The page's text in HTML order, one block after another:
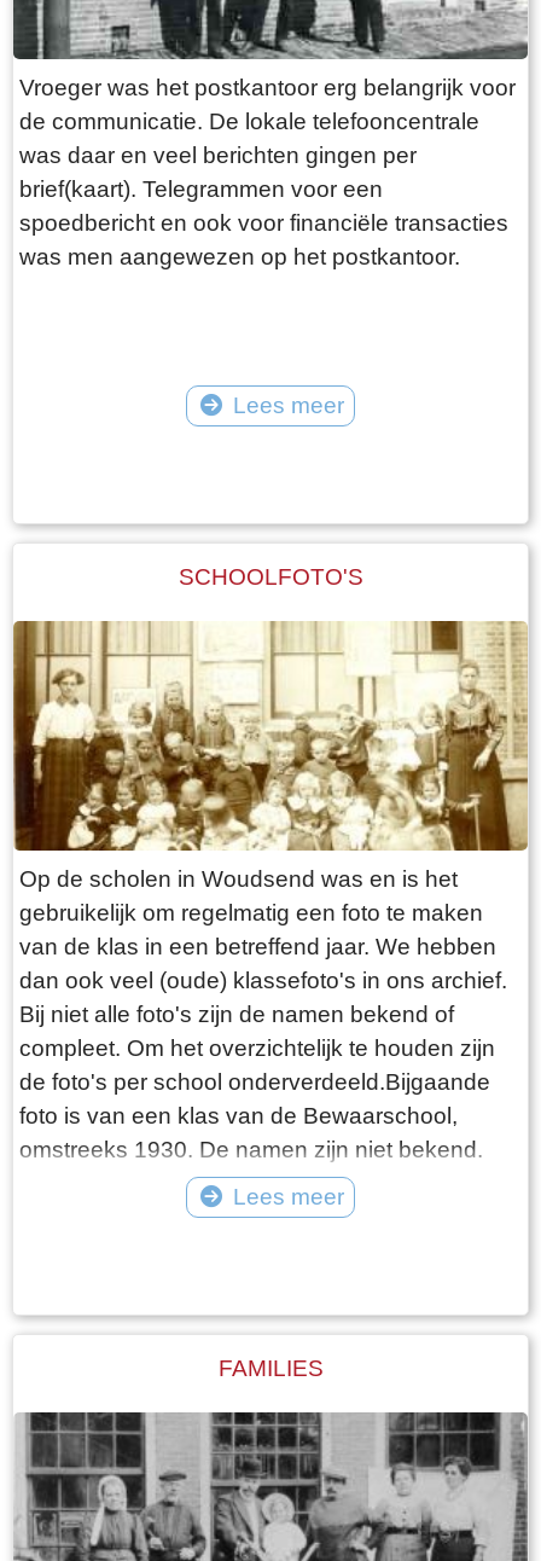
Vroeger was het postkantoor erg belangrijk voor
de communicatie. De lokale telefooncentrale
was daar en veel berichten gingen per
brief(kaart). Telegrammen voor een
spoedbericht en ook voor financiële transacties
was men aangewezen op het postkantoor.
Lees meer
SCHOOLFOTO'S
Op de scholen in Woudsend was en is het
gebruikelijk om regelmatig een foto te maken
van de klas in een betreffend jaar. We hebben
dan ook veel (oude) klassefoto's in ons archief.
Bij niet alle foto's zijn de namen bekend of
compleet. Om het overzichtelijk te houden zijn
de foto's per school onderverdeeld.Bijgaande
foto is van een klas van de Bewaarschool,
omstreeks 1930. De namen zijn niet bekend.
Lees meer
FAMILIES